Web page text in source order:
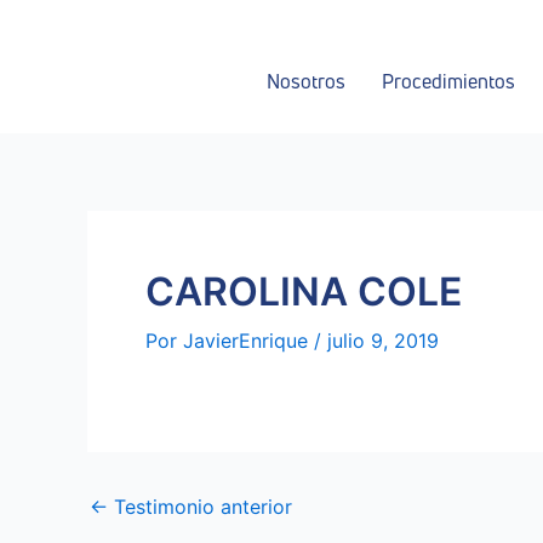
Nosotros Procedimientos
CAROLINA COLE
Por JavierEnrique / julio 9, 2019
← Testimonio anterior